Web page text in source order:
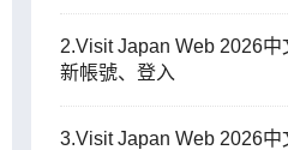
2.Visit Japan Web 2026
新帳號、登入
3.Visit Japan Web 2026